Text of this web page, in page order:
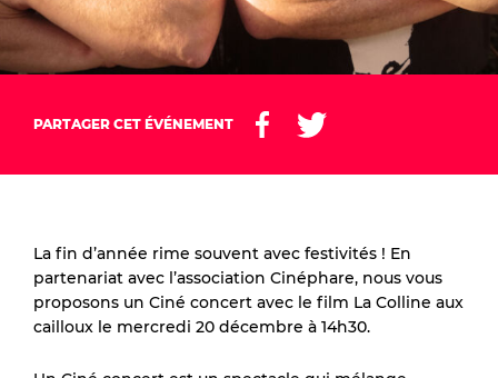
PARTAGER CET ÉVÉNEMENT
La fin d’année rime souvent avec festivités ! En
partenariat avec l’association Cinéphare, nous vous
proposons un Ciné concert avec le film La Colline aux
cailloux le mercredi 20 décembre à 14h30.